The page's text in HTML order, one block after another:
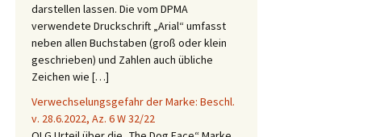
darstellen lassen. Die vom DPMA
verwendete Druckschrift „Arial“ umfasst
neben allen Buchstaben (groß oder klein
geschrieben) und Zahlen auch übliche
Zeichen wie […]
Verwechselungsgefahr der Marke: Beschl.
v. 28.6.2022, Az. 6 W 32/22